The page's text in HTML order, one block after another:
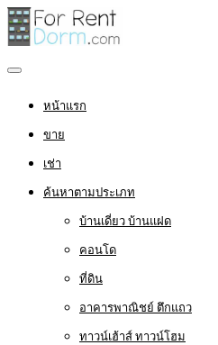
หน้าแรก
ขาย
เช่า
ค้นหาตามประเภท
บ้านเดี่ยว บ้านแฝด
คอนโด
ที่ดิน
อาคารพาณิชย์ ตึกแถว
ทาวน์เฮ้าส์ ทาวน์โฮม